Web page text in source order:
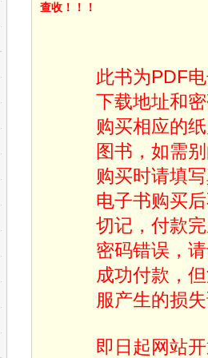
查收！！！
此书为PDF
下载地址和
购买相应的
图书，如需
购买时请填
电子书购买
切记，付款
密码错误，
成功付款，
服产生的损
即日起网站